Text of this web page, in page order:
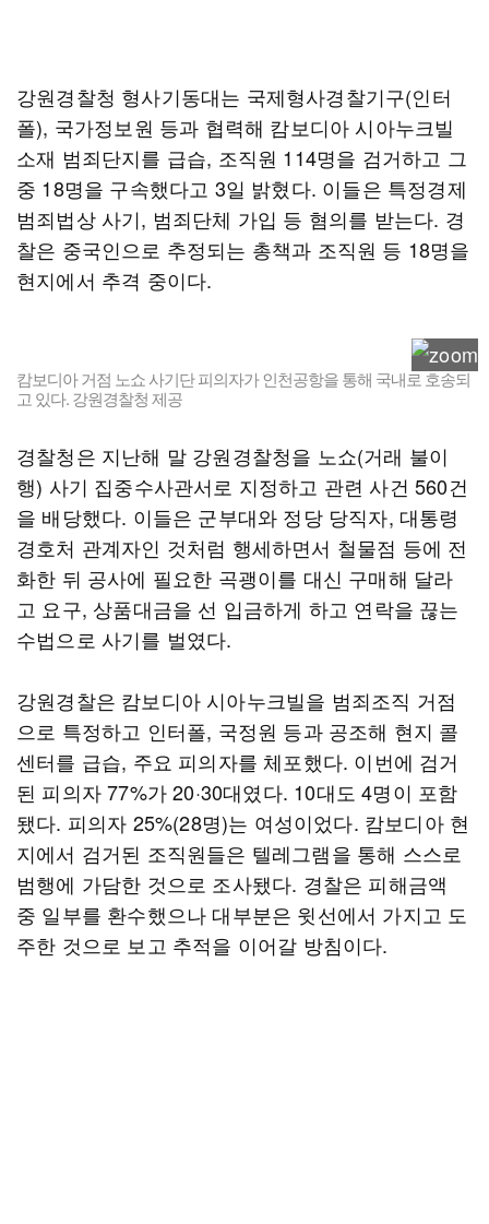
강원경찰청 형사기동대는 국제형사경찰기구(인터
폴), 국가정보원 등과 협력해 캄보디아 시아누크빌
소재 범죄단지를 급습, 조직원 114명을 검거하고 그
중 18명을 구속했다고 3일 밝혔다. 이들은 특정경제
범죄법상 사기, 범죄단체 가입 등 혐의를 받는다. 경
찰은 중국인으로 추정되는 총책과 조직원 등 18명을
현지에서 추격 중이다.
캄보디아 거점 노쇼 사기단 피의자가 인천공항을 통해 국내로 호송되
고 있다. 강원경찰청 제공
경찰청은 지난해 말 강원경찰청을 노쇼(거래 불이
행) 사기 집중수사관서로 지정하고 관련 사건 560건
을 배당했다. 이들은 군부대와 정당 당직자, 대통령
경호처 관계자인 것처럼 행세하면서 철물점 등에 전
화한 뒤 공사에 필요한 곡괭이를 대신 구매해 달라
고 요구, 상품대금을 선 입금하게 하고 연락을 끊는
수법으로 사기를 벌였다.
강원경찰은 캄보디아 시아누크빌을 범죄조직 거점
으로 특정하고 인터폴, 국정원 등과 공조해 현지 콜
센터를 급습, 주요 피의자를 체포했다. 이번에 검거
된 피의자 77%가 20·30대였다. 10대도 4명이 포함
됐다. 피의자 25%(28명)는 여성이었다. 캄보디아 현
지에서 검거된 조직원들은 텔레그램을 통해 스스로
범행에 가담한 것으로 조사됐다. 경찰은 피해금액
중 일부를 환수했으나 대부분은 윗선에서 가지고 도
주한 것으로 보고 추적을 이어갈 방침이다.